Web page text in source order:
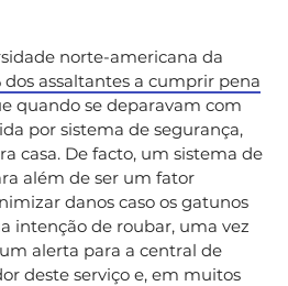
norte-americana da
dos assaltantes a cumprir pena
quando se deparavam com
por sistema de segurança,
casa. De facto, um sistema de
além de ser um fator
danos caso os gatunos
intenção de roubar, uma vez
alerta para a central de
deste serviço e, em muitos